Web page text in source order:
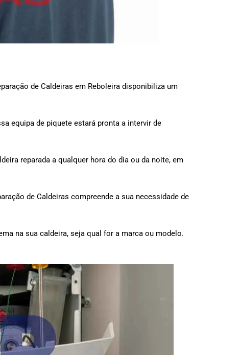
de Caldeiras em Reboleira disponibiliza um
equipa de piquete estará pronta a intervir de
reparada a qualquer hora do dia ou da noite, em
de Caldeiras compreende a sua necessidade de
na sua caldeira, seja qual for a marca ou modelo.